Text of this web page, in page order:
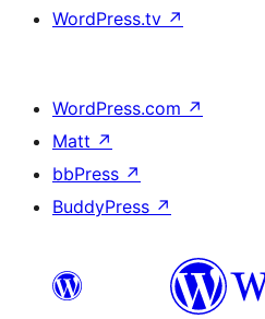
WordPress.tv ↗
WordPress.com ↗
Matt ↗
bbPress ↗
BuddyPress ↗